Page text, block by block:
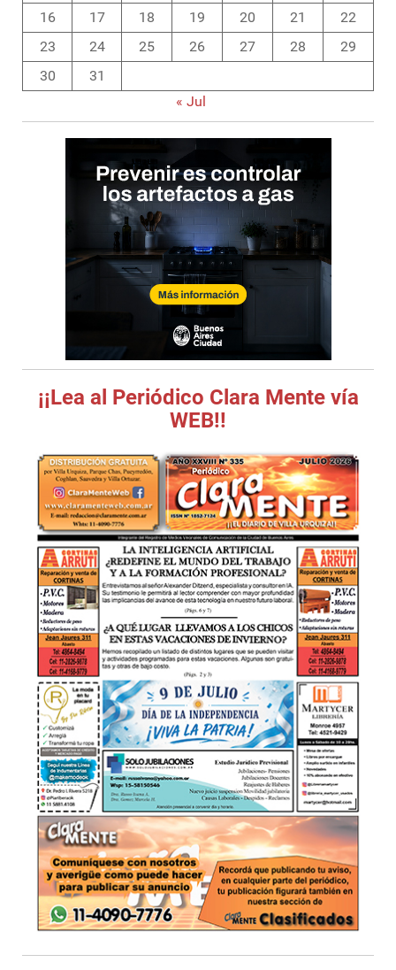
16
17 18 19 20 21
22
23
24 25 26 27 28
29
30
31
« Jul
¡¡Lea al Periódico Clara Mente vía
WEB!!